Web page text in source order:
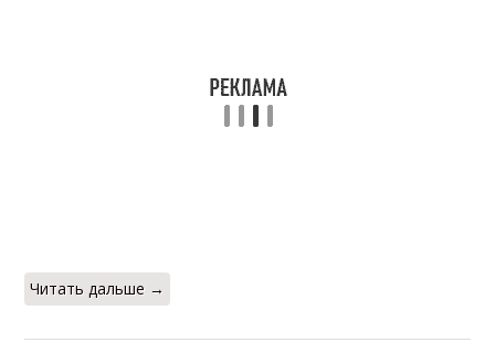
Читать дальше →